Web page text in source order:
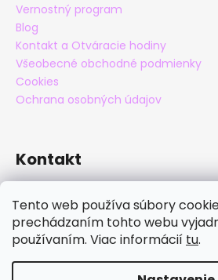
Tento web používa súbory
prechádzaním tohto webu
používaním. Viac informácií tu.
Vernostný program
Blog
Kontakt a Otváracie hodiny
Všeobecné obchodné podmienky
Cookies
Ochrana osobných údajov
Kontakt
+421 905 838 706
maxatko
maxatko_barefoot